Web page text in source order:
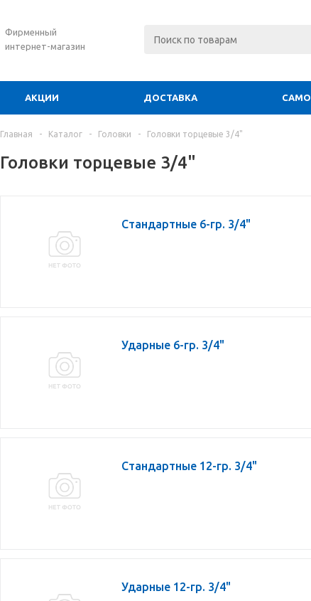
Фирменный
интернет-магазин
АКЦИИ ДОСТАВКА
Главная - Каталог - Головки - Головки торцевые 3/4"
Головки торцевые 3/4"
Стандартные 6-гр. 3/4"
Ударные 6-гр. 3/4"
Стандартные 12-гр. 3/4"
Ударные 12-гр. 3/4"